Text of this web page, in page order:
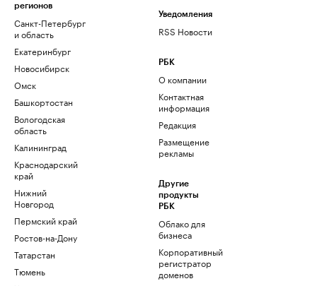
регионов
Санкт-Петербург
и область
Екатеринбург
Новосибирск
Омск
Башкортостан
Вологодская
область
Калининград
Краснодарский
край
Нижний
Новгород
Пермский край
Ростов-на-Дону
Татарстан
Тюмень
Уведомления
RSS Новости
РБК
О компании
Контактная
информация
Редакция
Размещение
рекламы
Другие
продукты
РБК
Облако для
бизнеса
Корпоративный
регистратор
доменов